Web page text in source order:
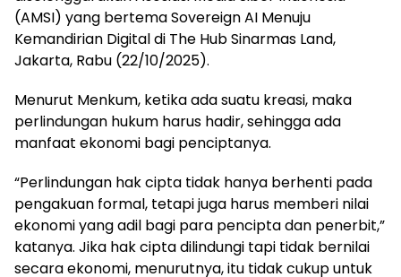
(AMSI) yang bertema Sovereign AI Menuju
Kemandirian Digital di The Hub Sinarmas Land,
Jakarta, Rabu (22/10/2025).
Menurut Menkum, ketika ada suatu kreasi, maka
perlindungan hukum harus hadir, sehingga ada
manfaat ekonomi bagi penciptanya.
“Perlindungan hak cipta tidak hanya berhenti pada
pengakuan formal, tetapi juga harus memberi nilai
ekonomi yang adil bagi para pencipta dan penerbit,”
katanya. Jika hak cipta dilindungi tapi tidak bernilai
secara ekonomi, menurutnya, itu tidak cukup untuk